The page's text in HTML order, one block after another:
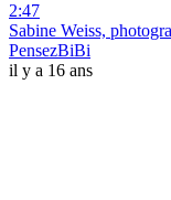
2:47
Sabine Weiss,
PensezBiBi
il y a 16 ans